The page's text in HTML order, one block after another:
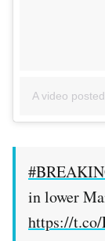
A video
in lower
https://